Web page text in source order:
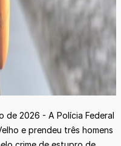
de 2026 - A Polícia Federal
e prendeu três homens